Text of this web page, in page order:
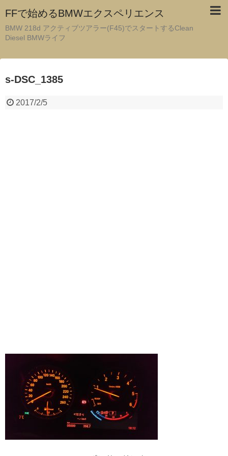
FFで始めるBMWエクスペリエンス
BMW 218d アクティブツアラー(F45)でスタートするClean
Diesel BMWライフ
s-DSC_1385
2017/2/5